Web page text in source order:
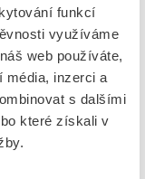
funkcí
využíváme
web používáte,
média, inzerci a
s dalšími
které získali v